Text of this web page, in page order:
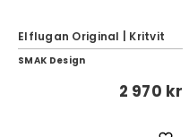
Elflugan Original | Kritvit
SMAK Design
2 970 kr